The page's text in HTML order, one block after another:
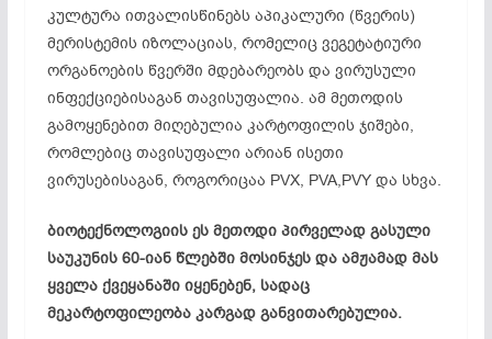
კულტურა ითვალისწინებს აპიკალური (წვერის)
მერისტემის იზოლაციას, რომელიც ვეგეტატიური
ორგანოების წვერში მდებარეობს და ვირუსული
ინფექციებისაგან თავისუფალია. ამ მეთოდის
გამოყენებით მიღებულია კარტოფილის ჯიშები,
რომლებიც თავისუფალი არიან ისეთი
ვირუსებისაგან, როგორიცაა PVX, PVA,PVY და სხვა.
ბიოტექნოლოგიის ეს მეთოდი პირველად გასული
საუკუნის 60-იან წლებში მოსინჯეს და ამჟამად მას
ყველა ქვეყანაში იყენებენ, სადაც
მეკარტოფილეობა კარგად განვითარებულია.